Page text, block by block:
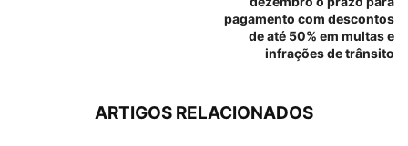
pagamento com descontos
de até 50% em multas e
infrações de trânsito
ARTIGOS RELACIONADOS